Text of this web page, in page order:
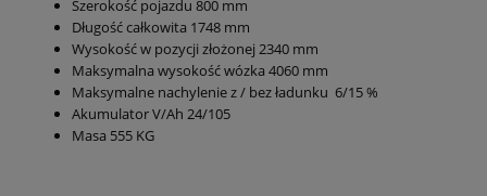
Szerokość pojazdu 800 mm
Długość całkowita 1748 mm
Wysokość w pozycji złożonej 2340 mm
Maksymalna wysokość wózka 4060 mm
Maksymalne nachylenie z / bez ładunku 6/15 %
Akumulator V/Ah 24/105
Masa 555 KG